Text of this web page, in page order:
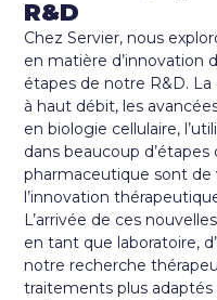
R&D
Chez Servier, nous
en matière d’innovation
étapes de notre R&D.
à haut débit, les
en biologie cellulaire,
dans beaucoup
pharmaceutique sont de
l’innovation
L’arrivée de ces
en tant que laboratoire,
notre recherche
traitements plus